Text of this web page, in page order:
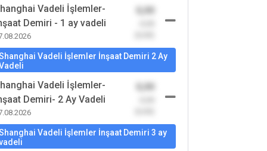
Vadeli İşlemler-
Demiri - 1 ay vadeli
0,00
Vadeli İşlemler İnşaat Demiri 2 Ay
Vadeli İşlemler-
Demiri- 2 Ay Vadeli
0,00
Vadeli İşlemler İnşaat Demiri 3 ay